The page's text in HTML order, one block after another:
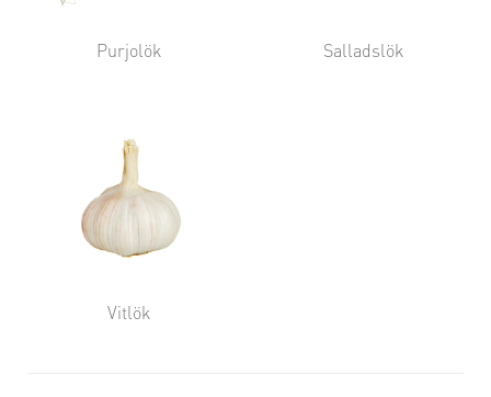
Purjolök Salladslök
Vitlök